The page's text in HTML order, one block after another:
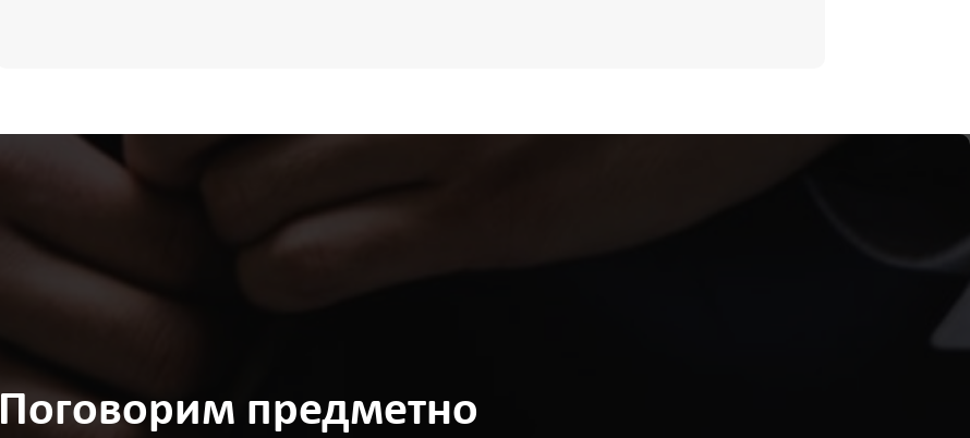
Поговорим предметно